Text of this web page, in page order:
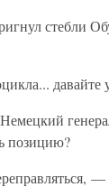
стебли
позицию?
—